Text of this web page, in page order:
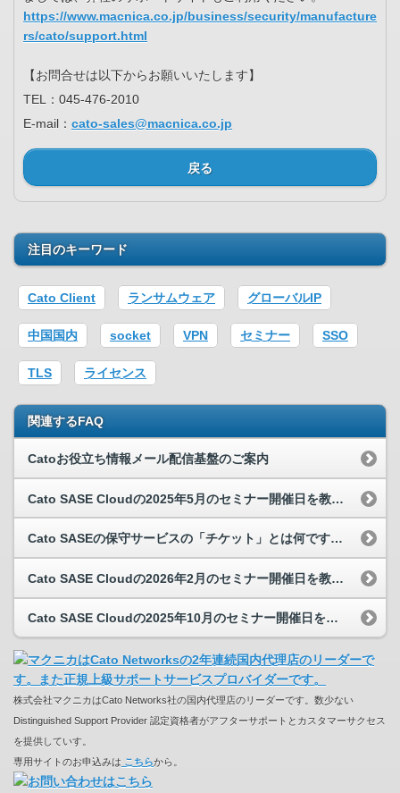
https://www.macnica.co.jp/business/security/manufacture
rs/cato/support.html
【お問合せは以下からお願いいたします】
TEL：045-476-2010
E-mail： cato-sales@macnica.co.jp
戻る
注目のキーワード
Cato Client ランサムウェア グローバルIP
中国国内 socket VPN セミナー SSO
TLS ライセンス
関連するFAQ
Catoお役立ち情報メール配信基盤のご案内
Cato SASE Cloudの2025年5月のセミナー開催日を教えてください。
Cato SASEの保守サービスの「チケット」とは何ですか？
Cato SASE Cloudの2026年2月のセミナー開催日を教えてください。
Cato SASE Cloudの2025年10月のセミナー開催日を教えてください。
株式会社マクニカはCato Networks社の国内代理店のリーダーです。数少ない
Distinguished Support Provider 認定資格者がアフターサポートとカスタマーサクセス
を提供していす。
専用サイトのお申込みは こちらから。